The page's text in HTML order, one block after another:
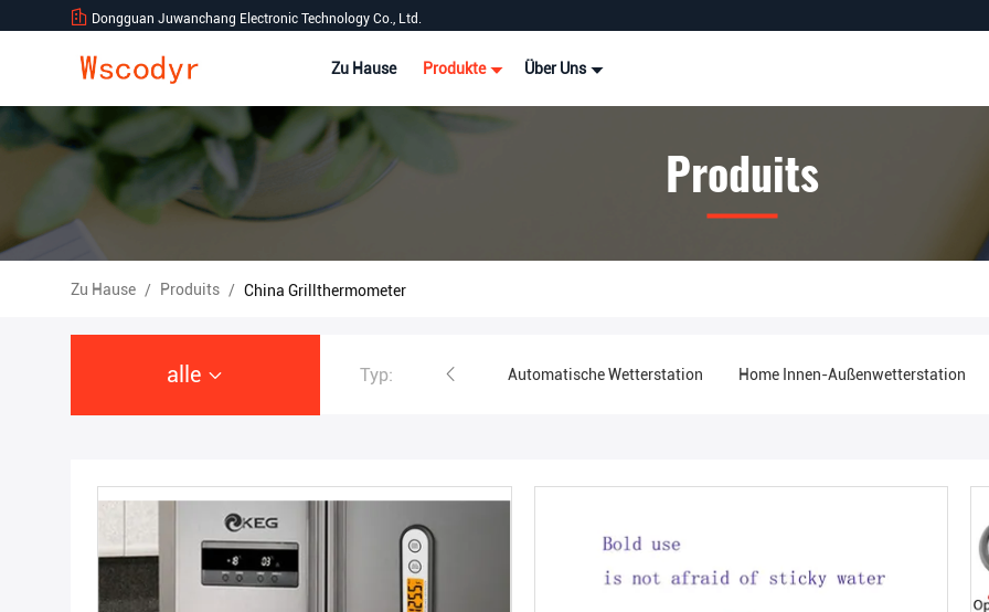
Dongguan Juwanchang Electronic Technology Co., Ltd.
Zu Hause Produkte Über Uns
Produits
Zu Hause / Produits / China Grillthermometer
alle Typ:
Drahtlose Wetterstation Automatische Wetterstation Home Innen-Außenwetterstation